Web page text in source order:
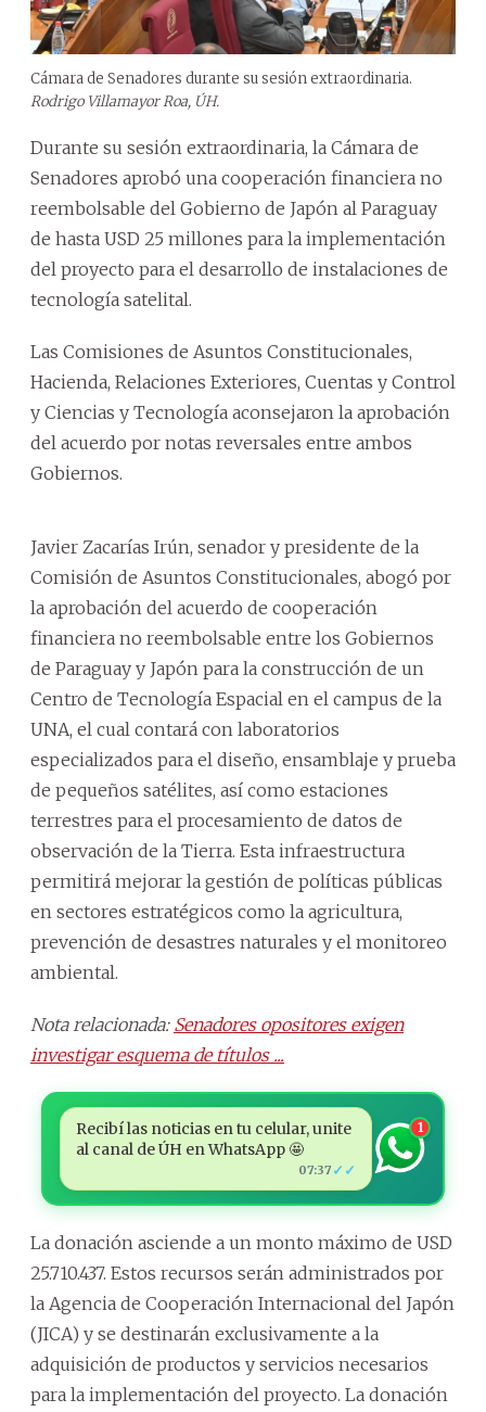
Cámara de Senadores durante su sesión extraordinaria.
Rodrigo Villamayor Roa, ÚH.
Durante su sesión extraordinaria, la Cámara de
Senadores aprobó una cooperación financiera no
reembolsable del Gobierno de Japón al Paraguay
de hasta USD 25 millones para la implementación
del proyecto para el desarrollo de instalaciones de
tecnología satelital.
Las Comisiones de Asuntos Constitucionales,
Hacienda, Relaciones Exteriores, Cuentas y Control
y Ciencias y Tecnología aconsejaron la aprobación
del acuerdo por notas reversales entre ambos
Gobiernos.
Javier Zacarías Irún, senador y presidente de la
Comisión de Asuntos Constitucionales, abogó por
la aprobación del acuerdo de cooperación
financiera no reembolsable entre los Gobiernos
de Paraguay y Japón para la construcción de un
Centro de Tecnología Espacial en el campus de la
UNA, el cual contará con laboratorios
especializados para el diseño, ensamblaje y prueba
de pequeños satélites, así como estaciones
terrestres para el procesamiento de datos de
observación de la Tierra. Esta infraestructura
permitirá mejorar la gestión de políticas públicas
en sectores estratégicos como la agricultura,
prevención de desastres naturales y el monitoreo
ambiental.
Nota relacionada: Senadores opositores exigen
investigar esquema de títulos ...
Recibí las noticias en tu celular, unite
al canal de ÚH en WhatsApp 🤩
07:37 ✓✓
1
La donación asciende a un monto máximo de USD
25.710.437. Estos recursos serán administrados por
la Agencia de Cooperación Internacional del Japón
(JICA) y se destinarán exclusivamente a la
adquisición de productos y servicios necesarios
para la implementación del proyecto. La donación